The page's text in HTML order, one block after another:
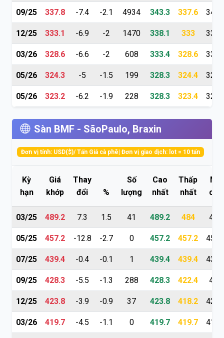
09/25 337.8 -7.4 -2.1 4934 343.3 337.6
12/25 333.1 -6.9 -2 1470 338.1 333
03/26 328.6 -6.6 -2 608 333.4 328.6
05/26 324.3 -5 -1.5 199 328.3 324.4
05/26 323.2 -6.2 -1.9 228 328.3 323.4
Sàn BMF - SãoPaulo, Braxin
Đơn vị tính: USD($)/ Tấn Giá cà phê| Đơn vị giao dịch: lot = 10 tấn
Kỳ
hạn
Giá
khớp
Thay
đổi
%
Số
lượng
Cao
nhất
Thấp
nhất
Mở
cửa
03/25 489.2 7.3 1.5 41 489.2 484 484
05/25 457.2 -12.8 -2.7 0 457.2 457.2
07/25 439.4 -0.4 -0.1 1 439.4 439.4
09/25 428.3 -5.5 -1.3 288 428.3 422.4 427
12/25 423.8 -3.9 -0.9 37 423.8 418.2
03/26 419.7 -4.5 -1.1 0 419.7 419.7